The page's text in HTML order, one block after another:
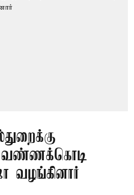
வண்ணக்கொடி
வழங்கினார்